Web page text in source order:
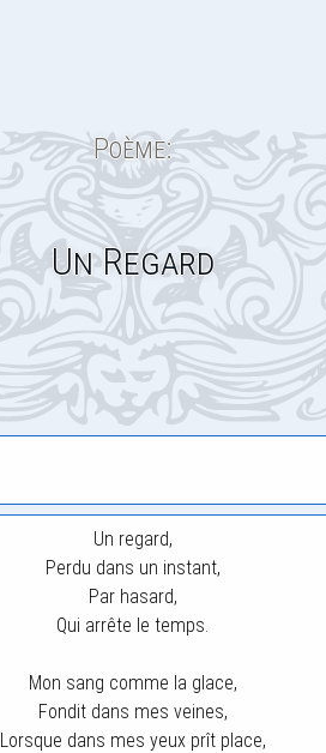
Poème:
Un Regard
Un regard,
Perdu dans un instant,
Par hasard,
Qui arrête le temps.
Mon sang comme la glace,
Fondit dans mes veines,
Lorsque dans mes yeux prît place,